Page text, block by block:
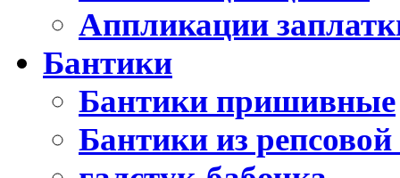
Аппликации
Бантики
Бантики пришивные
Бантики из